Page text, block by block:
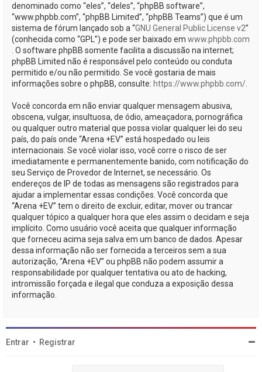
denominado como “eles”, “deles”, “phpBB software”,
“www.phpbb.com”, “phpBB Limited”, “phpBB Teams”) que é um
sistema de fórum lançado sob a “GNU General Public License v2”
(conhecida como “GPL”) e pode ser baixado em www.phpbb.com
. O software phpBB somente facilita a discussão na internet;
phpBB Limited não é responsável pelo conteúdo ou conduta
permitido e/ou não permitido. Se você gostaria de mais
informações sobre o phpBB, consulte: https://www.phpbb.com/
Você concorda em não enviar qualquer mensagem abusiva,
obscena, vulgar, insultuosa, de ódio, ameaçadora, pornográfica
ou qualquer outro material que possa violar qualquer lei do seu
país, do país onde “Arena +EV” está hospedado ou leis
internacionais. Se você violar isso, você corre o risco de ser
imediatamente e permanentemente banido, com notificação do
seu Serviço de Provedor de Internet, se necessário. Os
endereços de IP de todas as mensagens são registrados para
ajudar a implementar essas condições. Você concorda que
“Arena +EV” tem o direito de excluir, editar, mover ou trancar
qualquer tópico a qualquer hora que eles assim o decidam e seja
implícito. Como usuário você aceita que qualquer informação
que forneceu acima seja salva em um banco de dados. Apesar
dessa informação não ser fornecida a terceiros sem a sua
autorização, “Arena +EV” ou phpBB não podem assumir a
responsabilidade por qualquer tentativa ou ato de hacking,
intromissão forçada e ilegal que conduza a exposição dessa
informação.
Entrar • Registrar